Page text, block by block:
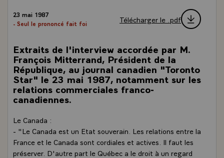
23 mai 1987
- Seul le prononcé fait foi
Télécharger le .pdf
Extraits de l'interview accordée par M.
François Mitterrand, Président de la
République, au journal canadien "Toronto
Star" le 23 mai 1987, notamment sur les
relations commerciales franco-
canadiennes.
Le Canada :
- "Le Canada est un Etat souverain. Les relations entre la
France et le Canada sont cordiales et actives. Il faut les
préserver. D'autre part le Québec a le droit à un regard